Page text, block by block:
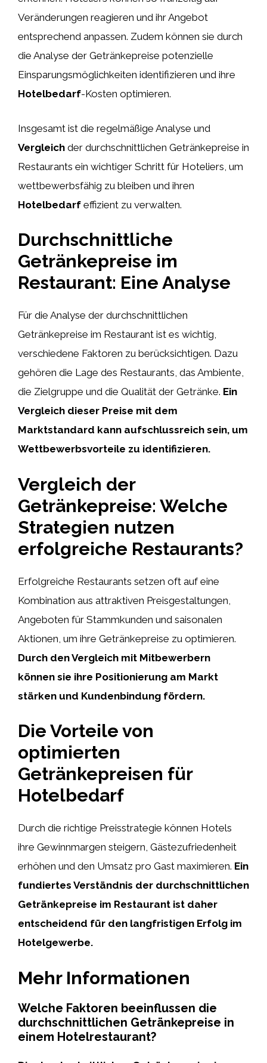
Veränderungen reagieren und ihr Angebot
entsprechend anpassen. Zudem können sie durch
die Analyse der Getränkepreise potenzielle
Einsparungsmöglichkeiten identifizieren und ihre
Hotelbedarf-Kosten optimieren.
Insgesamt ist die regelmäßige Analyse und
Vergleich der durchschnittlichen Getränkepreise in
Restaurants ein wichtiger Schritt für Hoteliers, um
wettbewerbsfähig zu bleiben und ihren
Hotelbedarf effizient zu verwalten.
Durchschnittliche
Getränkepreise im
Restaurant: Eine Analyse
Für die Analyse der durchschnittlichen
Getränkepreise im Restaurant ist es wichtig,
verschiedene Faktoren zu berücksichtigen. Dazu
gehören die Lage des Restaurants, das Ambiente,
die Zielgruppe und die Qualität der Getränke. Ein
Vergleich dieser Preise mit dem
Marktstandard kann aufschlussreich sein, um
Wettbewerbsvorteile zu identifizieren.
Vergleich der
Getränkepreise: Welche
Strategien nutzen
erfolgreiche Restaurants?
Erfolgreiche Restaurants setzen oft auf eine
Kombination aus attraktiven Preisgestaltungen,
Angeboten für Stammkunden und saisonalen
Aktionen, um ihre Getränkepreise zu optimieren.
Durch den Vergleich mit Mitbewerbern
können sie ihre Positionierung am Markt
stärken und Kundenbindung fördern.
Die Vorteile von
optimierten
Getränkepreisen für
Hotelbedarf
Durch die richtige Preisstrategie können Hotels
ihre Gewinnmargen steigern, Gästezufriedenheit
erhöhen und den Umsatz pro Gast maximieren. Ein
fundiertes Verständnis der durchschnittlichen
Getränkepreise im Restaurant ist daher
entscheidend für den langfristigen Erfolg im
Hotelgewerbe.
Mehr Informationen
Welche Faktoren beeinflussen die
durchschnittlichen Getränkepreise in
einem Hotelrestaurant?